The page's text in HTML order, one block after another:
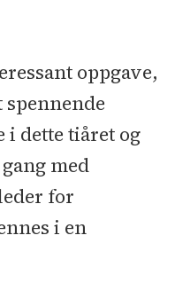
oppgave,
i dette tiåret og
med
for
i en